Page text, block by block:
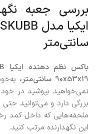
بررسی جعبه
سانتی‌متر
90x53x19 سانتی‌متر،
نمی‌خواهید بپوشید در
بزرگی دارد و می‌توانید
ملحفه‌هایی که داخل کمد
این نگهدارنده مرتب کنید.